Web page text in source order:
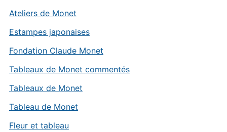
Ateliers de Monet
Estampes japonaises
Fondation Claude Monet
Tableaux de Monet commentés
Tableaux de Monet
Tableau de Monet
Fleur et tableau